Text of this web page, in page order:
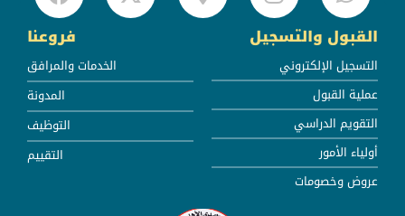
القبول والتسجيل
التسجيل الإلكتروني
عملية القبول
التقويم الدراسي
أولياء الأمور
عروض وخصومات
فروعنا
الخدمات والمرافق
المدونة
التوظيف
التقييم